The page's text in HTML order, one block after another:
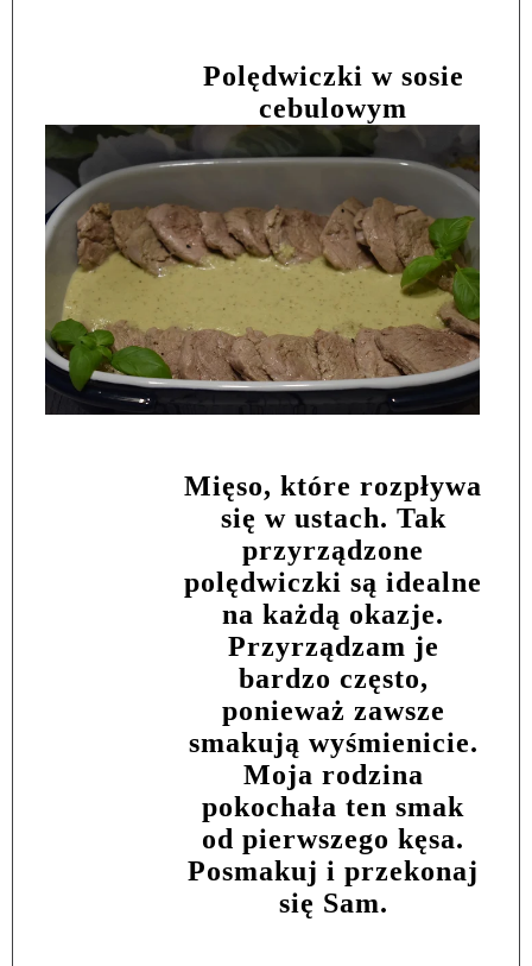
Polędwiczki w sosie
cebulowym
Mięso, które rozpływa
się w ustach. Tak
przyrządzone
polędwiczki są idealne
na każdą okazje.
Przyrządzam je
bardzo często,
ponieważ zawsze
smakują wyśmienicie.
Moja rodzina
pokochała ten smak
od pierwszego kęsa.
Posmakuj i przekonaj
się Sam.